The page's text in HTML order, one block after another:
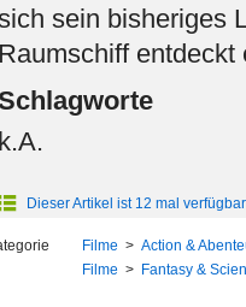
sein bisheriges
Raumschiff entdeckt
k.A.
Dieser Artikel ist 12 mal verfügbar
Filme > Action &
Filme > Fantasy &